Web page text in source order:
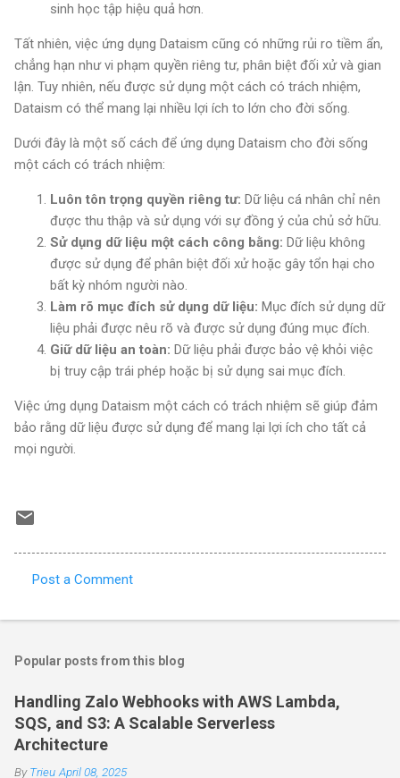
sinh học tập hiệu quả hơn.
Tất nhiên, việc ứng dụng Dataism cũng có những rủi ro tiềm ẩn,
chẳng hạn như vi phạm quyền riêng tư, phân biệt đối xử và gian
lận. Tuy nhiên, nếu được sử dụng một cách có trách nhiệm,
Dataism có thể mang lại nhiều lợi ích to lớn cho đời sống.
Dưới đây là một số cách để ứng dụng Dataism cho đời sống
một cách có trách nhiệm:
Luôn tôn trọng quyền riêng tư: Dữ liệu cá nhân chỉ nên
được thu thập và sử dụng với sự đồng ý của chủ sở hữu.
Sử dụng dữ liệu một cách công bằng: Dữ liệu không
được sử dụng để phân biệt đối xử hoặc gây tổn hại cho
bất kỳ nhóm người nào.
Làm rõ mục đích sử dụng dữ liệu: Mục đích sử dụng dữ
liệu phải được nêu rõ và được sử dụng đúng mục đích.
Giữ dữ liệu an toàn: Dữ liệu phải được bảo vệ khỏi việc
bị truy cập trái phép hoặc bị sử dụng sai mục đích.
Việc ứng dụng Dataism một cách có trách nhiệm sẽ giúp đảm
bảo rằng dữ liệu được sử dụng để mang lại lợi ích cho tất cả
mọi người.
o
m
e
n
t
s
Post a Comment
Popular posts from this blog
Handling Zalo Webhooks with AWS Lambda,
SQS, and S3: A Scalable Serverless
Architecture
ByTrieu April 08, 2025